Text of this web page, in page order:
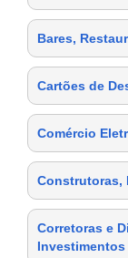
Bares,
Cartões de
Comércio
Construtoras,
Corretoras e
Investimentos